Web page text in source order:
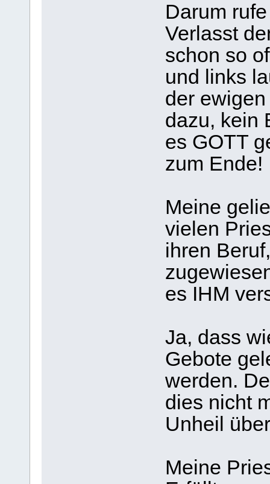
Darum
Verlasst
schon so
und links
der
dazu, kein
es GOTT
zum Ende!
Meine
vielen
ihren
es IHM
Ja, dass
Gebote
werden.
dies nicht
Unheil
Meine